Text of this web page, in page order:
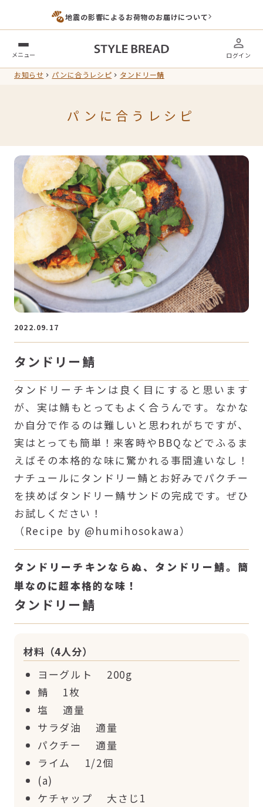
地震の影響によるお荷物のお届けについて
メニュー ログイン
お知らせ パンに合うレシピ タンドリー鯖
パンに合うレシピ
2022.09.17
タンドリー鯖
タンドリーチキンは良く目にすると思います
が、実は鯖もとってもよく合うんです。なかな
か自分で作るのは難しいと思われがちですが、
実はとっても簡単！来客時やBBQなどでふるま
えばその本格的な味に驚かれる事間違いなし！
ナチュールにタンドリー鯖とお好みでパクチー
を挟めばタンドリー鯖サンドの完成です。ぜひ
お試しください！
（Recipe by @humihosokawa）
タンドリーチキンならぬ、タンドリー鯖。簡
単なのに超本格的な味！
タンドリー鯖
材料（4人分）
ヨーグルト 200g
鯖 1枚
塩 適量
サラダ油 適量
パクチー 適量
ライム 1/2個
(a)
ケチャップ 大さじ1